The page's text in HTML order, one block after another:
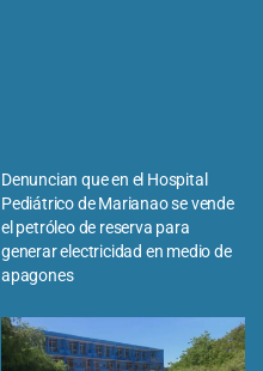
Denuncian que en el Hospital
Pediátrico de Marianao se vende
el petróleo de reserva para
generar electricidad en medio de
apagones